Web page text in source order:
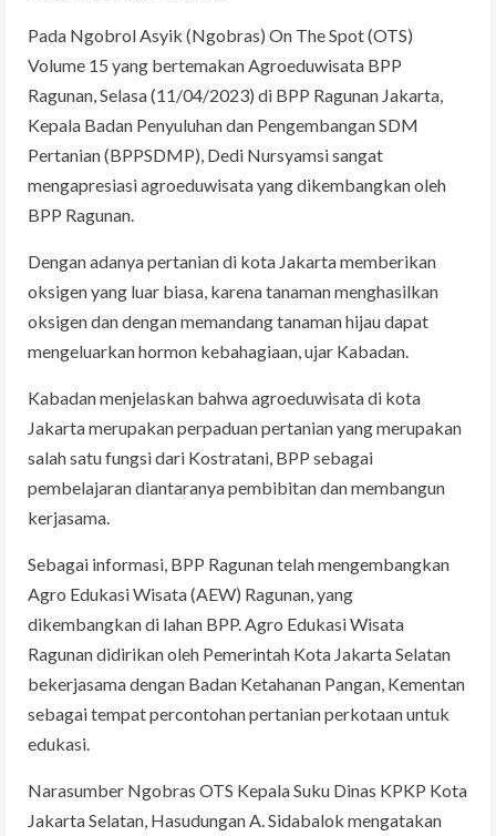
Pada Ngobrol Asyik (Ngobras) On The Spot (OTS)
Volume 15 yang bertemakan Agroeduwisata BPP
Ragunan, Selasa (11/04/2023) di BPP Ragunan Jakarta,
Kepala Badan Penyuluhan dan Pengembangan SDM
Pertanian (BPPSDMP), Dedi Nursyamsi sangat
mengapresiasi agroeduwisata yang dikembangkan oleh
BPP Ragunan.
Dengan adanya pertanian di kota Jakarta memberikan
oksigen yang luar biasa, karena tanaman menghasilkan
oksigen dan dengan memandang tanaman hijau dapat
mengeluarkan hormon kebahagiaan, ujar Kabadan.
Kabadan menjelaskan bahwa agroeduwisata di kota
Jakarta merupakan perpaduan pertanian yang merupakan
salah satu fungsi dari Kostratani, BPP sebagai
pembelajaran diantaranya pembibitan dan membangun
kerjasama.
Sebagai informasi, BPP Ragunan telah mengembangkan
Agro Edukasi Wisata (AEW) Ragunan, yang
dikembangkan di lahan BPP. Agro Edukasi Wisata
Ragunan didirikan oleh Pemerintah Kota Jakarta Selatan
bekerjasama dengan Badan Ketahanan Pangan, Kementan
sebagai tempat percontohan pertanian perkotaan untuk
edukasi.
Narasumber Ngobras OTS Kepala Suku Dinas KPKP Kota
Jakarta Selatan, Hasudungan A. Sidabalok mengatakan